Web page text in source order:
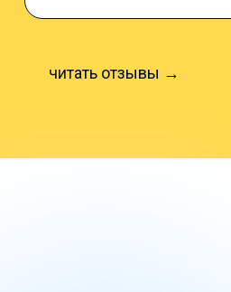
читать отзывы →